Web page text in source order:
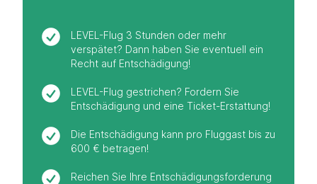
LEVEL-Flug 3 Stunden oder mehr
verspätet? Dann haben Sie eventuell ein
Recht auf Entschädigung!
LEVEL-Flug gestrichen? Fordern Sie
Entschädigung und eine Ticket-Erstattung!
Die Entschädigung kann pro Fluggast bis zu
600 € betragen!
Reichen Sie Ihre Entschädigungsforderung